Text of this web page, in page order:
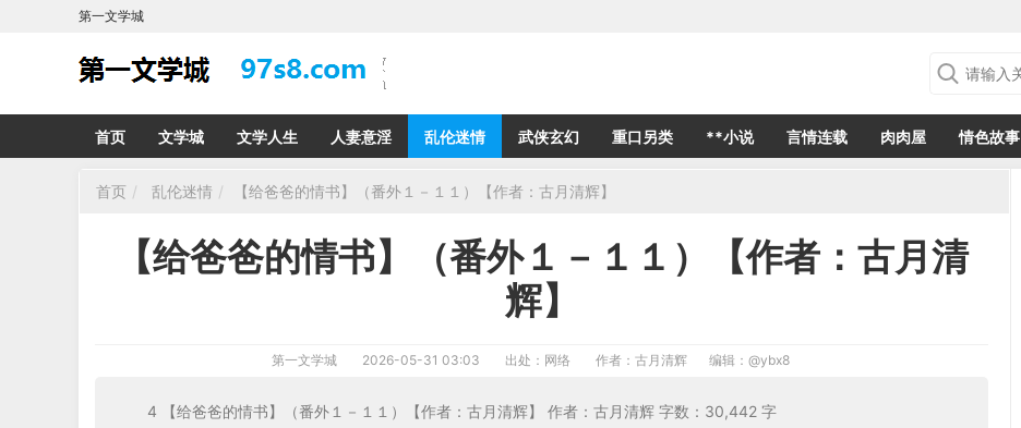
第一文学城
首页 文学城 文学人生 人妻意淫 乱伦迷情 武侠玄幻 重口另类 **小说 言情连载 肉肉屋 情色故事
首页 乱伦迷情 【给爸爸的情书】（番外１－１１）【作者：古月清辉】
【给爸爸的情书】（番外１－１１）【作者：古月清
辉】
第一文学城 2026-05-31 03:03 出处：网络 作者：古月清辉 编辑： @ybx8
4 【给爸爸的情书】（番外１－１１）【作者：古月清辉】 作者：古月清辉 字数：30,442 字